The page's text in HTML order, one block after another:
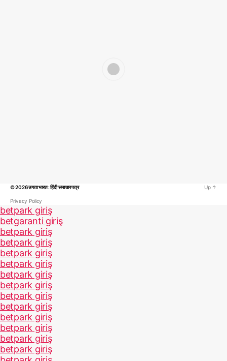
© 2026उगता भारत : हिंदी समाचार पत्र
Privacy Policy
Up ↑
betpark giriş
betgaranti giriş
betpark giriş
betpark giriş
betpark giriş
betpark giriş
betpark giriş
betpark giriş
betpark giriş
betpark giriş
betpark giriş
betpark giriş
betpark giriş
betpark giriş